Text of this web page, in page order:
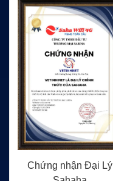
Chứng nhận Đại Lý